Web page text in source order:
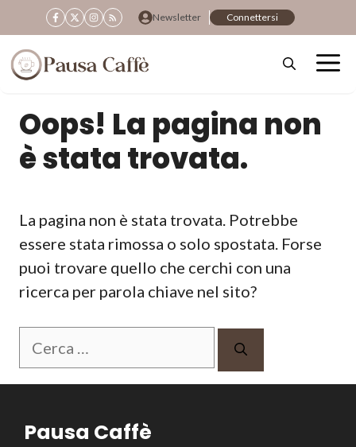
al
contenuto
Newsletter Connettersi
Oops! La pagina non
è stata trovata.
La pagina non è stata trovata. Potrebbe
essere stata rimossa o solo spostata. Forse
puoi trovare quello che cerchi con una
ricerca per parola chiave nel sito?
Ricerca
Pausa Caffè